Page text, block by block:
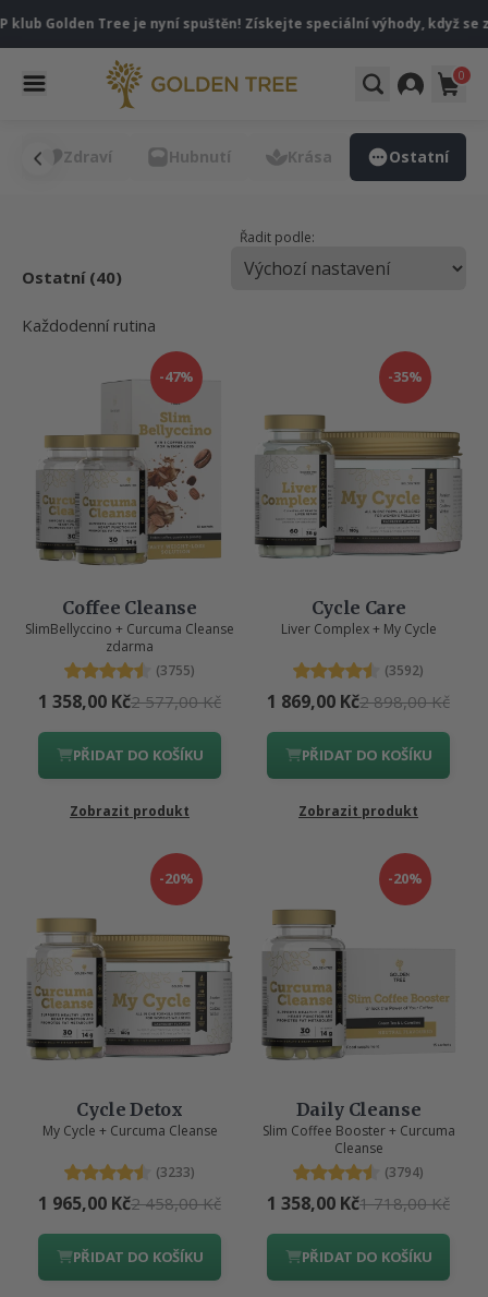
Golden Tree je nyní spuštěn! Získejte speciální výhody, když se
0
Zdraví Hubnutí Krása Ostatní
Ostatní (40)
Řadit podle:
Každodenní rutina
-47%
Coffee Cleanse
SlimBellyccino + Curcuma Cleanse
zdarma
(3755)
1 358,00 Kč2 577,00 Kč
PŘIDAT DO KOŠÍKU
Zobrazit produkt
-35%
Cycle Care
Liver Complex + My Cycle
(3592)
1 869,00 Kč2 898,00 Kč
PŘIDAT DO KOŠÍKU
Zobrazit produkt
-20%
Cycle Detox
My Cycle + Curcuma Cleanse
(3233)
1 965,00 Kč2 458,00 Kč
PŘIDAT DO KOŠÍKU
-20%
Daily Cleanse
Slim Coffee Booster + Curcuma
Cleanse
(3794)
1 358,00 Kč1 718,00 Kč
PŘIDAT DO KOŠÍKU